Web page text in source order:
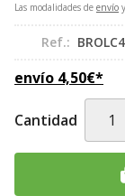
Las modalidades de envío
Ref.:
envío 4,50€*
Cantidad